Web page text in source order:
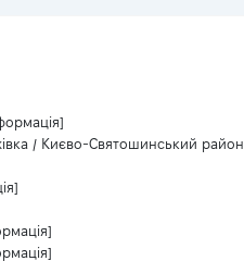
/ Києво-Святошинський район